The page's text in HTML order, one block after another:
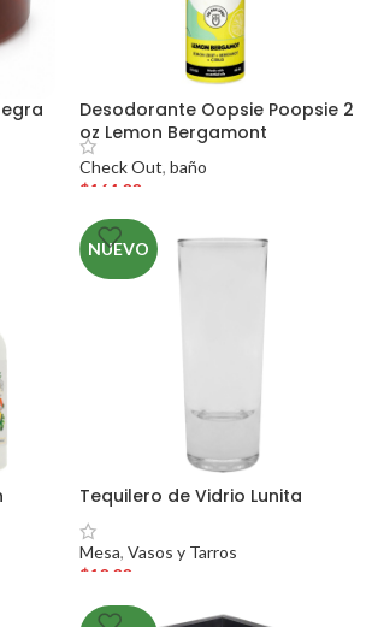
Desodorante Oopsie Poopsie 2
oz Lemon Bergamont
Check Out,baño
$164.00
NUEVO
Tequilero de Vidrio Lunita
Mesa,Vasos y Tarros
$10.00